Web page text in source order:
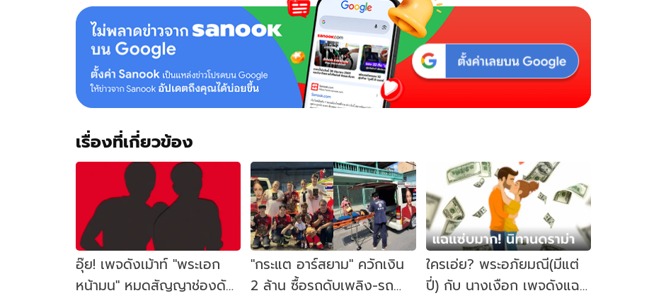
คอน
เทนต์
ตกอับ
ฟ้อง
หมิ่น
ประมาท
เรื่องที่เกี่ยวข้อง
อุ๊ย! เพจดังเม้าท์ "พระเอก
หน้ามน" หมดสัญญาช่องดัง
"กระแต อาร์สยาม" ควักเงิน
2 ล้าน ซื้อรถดับเพลิง-รถ
ใครเอ่ย? พระอภัยมณี(มีแต่
ปี่) กับ นางเงือก เพจดังแฉ